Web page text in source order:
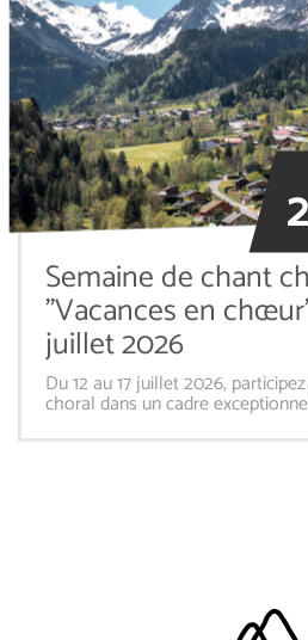
Semaine de chant
"Vacances en
juillet 2026
Du 12 au 17 juillet 2026,
choral dans un cadre